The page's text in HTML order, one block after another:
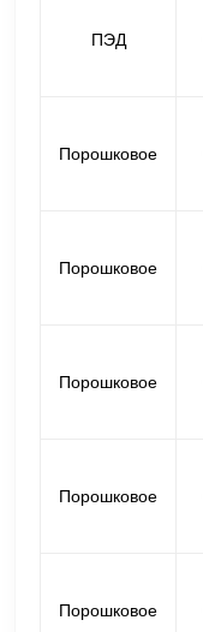
ПЭД
Порошковое
Порошковое
Порошковое
Порошковое
Порошковое